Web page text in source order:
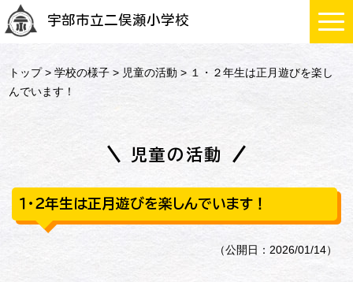
宇部市立二俣瀬小学校
トップ>学校の様子 > 児童の活動 > １・２年生は正月遊びを楽し
んでいます！
児童の活動
１・２年生は正月遊びを楽しんでいます！
（公開日：2026/01/14）